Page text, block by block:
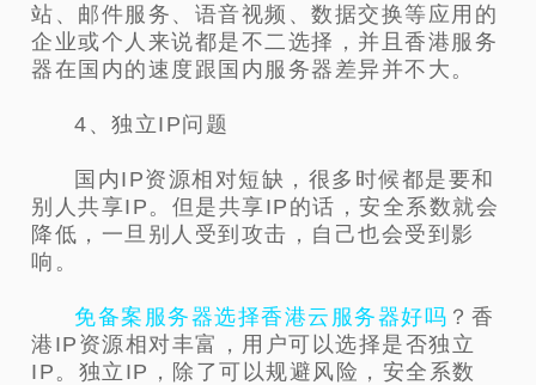
站、邮件服务、语音视频、数据交换等应用的
企业或个人来说都是不二选择，并且香港服务
器在国内的速度跟国内服务器差异并不大。
4、独立IP问题
国内IP资源相对短缺，很多时候都是要和
别人共享IP。但是共享IP的话，安全系数就会
降低，一旦别人受到攻击，自己也会受到影
响。
免备案服务器选择香港云服务器好吗 ？香
港IP资源相对丰富，用户可以选择是否独立
IP。独立IP，除了可以规避风险，安全系数